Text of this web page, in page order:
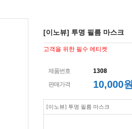
[이노뷰] 투명 필름 마스크
고객을 위한 필수 에티켓
제품번호
1308
판매가격
10,000원
[이노뷰] 투명 필름 마스크